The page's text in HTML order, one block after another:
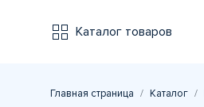
Каталог товаров
Главная страница Каталог